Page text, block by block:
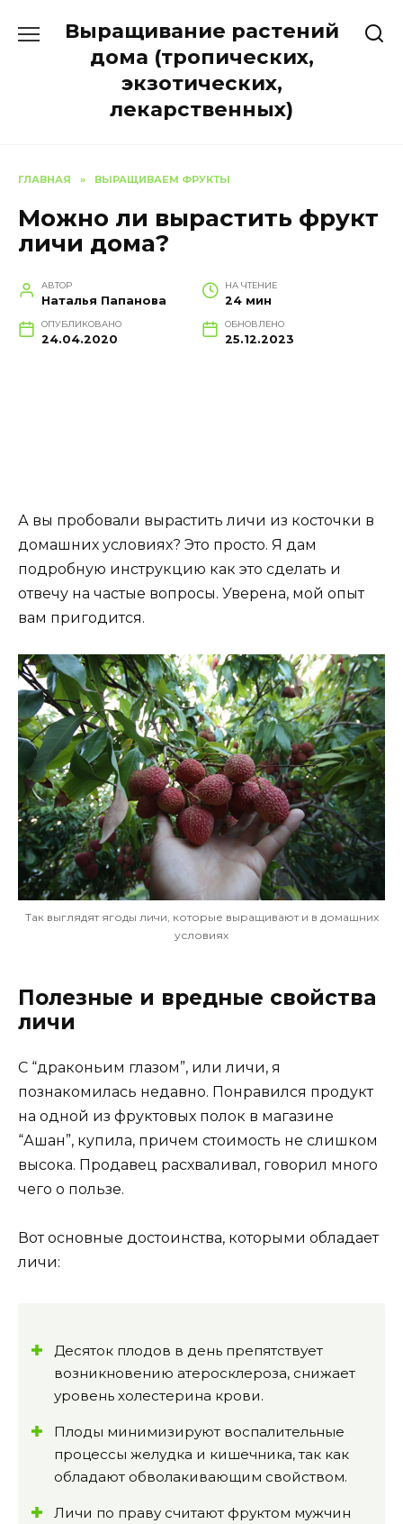
содержанию
Выращивание растений
дома (тропических,
экзотических,
лекарственных)
ГЛАВНАЯ » ВЫРАЩИВАЕМ ФРУКТЫ
Можно ли вырастить фрукт
личи дома?
АВТОР
Наталья Папанова
НА ЧТЕНИЕ
24 мин
ОПУБЛИКОВАНО
24.04.2020
ОБНОВЛЕНО
25.12.2023
А вы пробовали вырастить личи из косточки в
домашних условиях? Это просто. Я дам
подробную инструкцию как это сделать и
отвечу на частые вопросы. Уверена, мой опыт
вам пригодится.
Так выглядят ягоды личи, которые выращивают и в домашних
условиях
Полезные и вредные свойства
личи
С “драконьим глазом”, или личи, я
познакомилась недавно. Понравился продукт
на одной из фруктовых полок в магазине
“Ашан”, купила, причем стоимость не слишком
высока. Продавец расхваливал, говорил много
чего о пользе.
Вот основные достоинства, которыми обладает
личи:
Десяток плодов в день препятствует
возникновению атеросклероза, снижает
уровень холестерина крови.
Плоды минимизируют воспалительные
процессы желудка и кишечника, так как
обладают обволакивающим свойством.
Личи по праву считают фруктом мужчин